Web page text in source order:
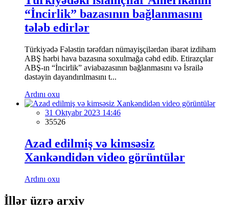
“İncirlik” bazasının bağlanmasını
tələb edirlər
Türkiyədə Fələstin tərəfdarı nümayişçilərdən ibarət izdiham
ABŞ hərbi hava bazasına soxulmağa cəhd edib. Etirazçılar
ABŞ-ın “İncirlik” aviabazasının bağlanmasını və İsrailə
dəstəyin dayandırılmasını t...
Ardını oxu
31 Oktyabr 2023 14:46
35526
Azad edilmiş və kimsəsiz
Xankəndidən video görüntülər
Ardını oxu
İllər üzrə arxiv